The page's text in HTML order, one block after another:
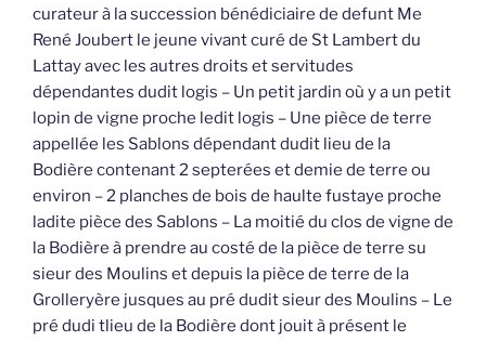
curateur à la succession bénédiciaire de defunt Me
René Joubert le jeune vivant curé de St Lambert du
Lattay avec les autres droits et servitudes
dépendantes dudit logis – Un petit jardin où y a un petit
lopin de vigne proche ledit logis – Une pièce de terre
appellée les Sablons dépendant dudit lieu de la
Bodière contenant 2 septerées et demie de terre ou
environ – 2 planches de bois de haulte fustaye proche
ladite pièce des Sablons – La moitié du clos de vigne de
la Bodière à prendre au costé de la pièce de terre su
sieur des Moulins et depuis la pièce de terre de la
Grolleryère jusques au pré dudit sieur des Moulins – Le
pré dudi tlieu de la Bodière dont jouit à présent le